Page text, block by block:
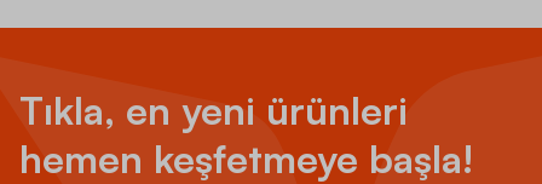
Tıkla, en yeni ürünleri
hemen keşfetmeye başla!